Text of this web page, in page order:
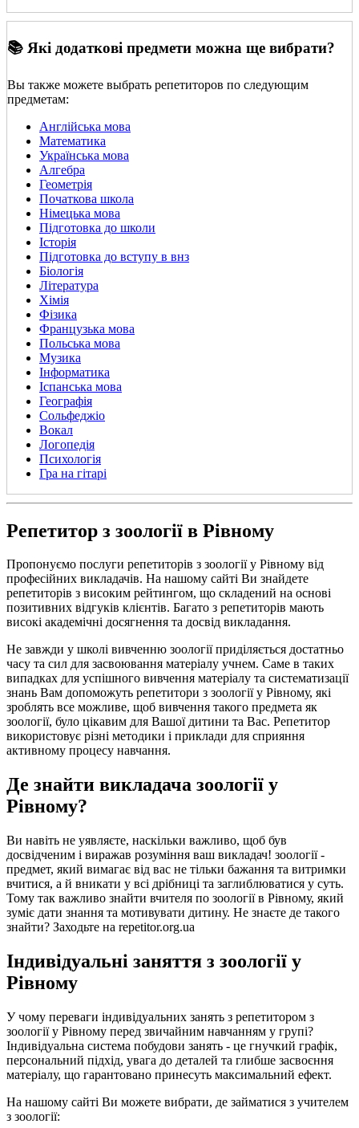
📚 Які додаткові предмети можна ще вибрати?
Вы также можете выбрать репетиторов по следующим
предметам:
Англійська мова
Математика
Українська мова
Алгебра
Геометрія
Початкова школа
Німецька мова
Підготовка до школи
Історія
Підготовка до вступу в внз
Біологія
Література
Хімія
Фізика
Французька мова
Польська мова
Музика
Інформатика
Іспанська мова
Географія
Сольфеджіо
Вокал
Логопедія
Психологія
Гра на гітарі
Репетитор з зоології в Рівному
Пропонуємо послуги репетиторів з зоології у Рівному від
професійних викладачів. На нашому сайті Ви знайдете
репетиторів з високим рейтингом, що складений на основі
позитивних відгуків клієнтів. Багато з репетиторів мають
високі академічні досягнення та досвід викладання.
Не завжди у школі вивченню зоології приділяється достатньо
часу та сил для засвоювання матеріалу учнем. Саме в таких
випадках для успішного вивчення матеріалу та систематизації
знань Вам допоможуть репетитори з зоології у Рівному, які
зроблять все можливе, щоб вивчення такого предмета як
зоології, було цікавим для Вашої дитини та Вас. Репетитор
використовує різні методики і приклади для сприяння
активному процесу навчання.
Де знайти викладача зоології у
Рівному?
Ви навіть не уявляєте, наскільки важливо, щоб був
досвідченим і виражав розуміння ваш викладач! зоології -
предмет, який вимагає від вас не тільки бажання та витримки
вчитися, а й вникати у всі дрібниці та заглиблюватися у суть.
Тому так важливо знайти вчителя по зоології в Рівному, який
зуміє дати знання та мотивувати дитину. Не знаєте де такого
знайти? Заходьте на repetitor.org.ua
Індивідуальні заняття з зоології у
Рівному
У чому переваги індивідуальних занять з репетитором з
зоології у Рівному перед звичайним навчанням у групі?
Індивідуальна система побудови занять - це гнучкий графік,
персональний підхід, увага до деталей та глибше засвоєння
матеріалу, що гарантовано принесуть максимальний ефект.
На нашому сайті Ви можете вибрати, де займатися з учителем
з зоології: